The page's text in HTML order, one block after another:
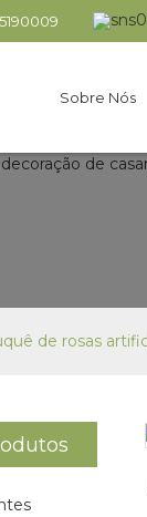
Sobre Nós
de rosas